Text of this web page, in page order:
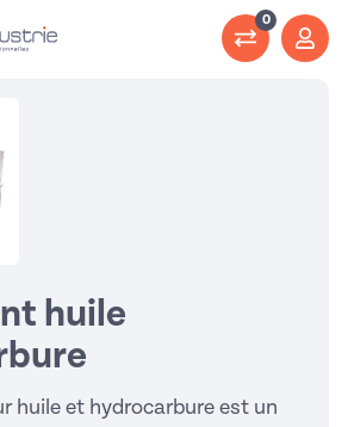
0
huile
huile et hydrocarbure est un